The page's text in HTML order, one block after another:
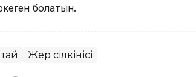
болатын.
Жер сілкінісі